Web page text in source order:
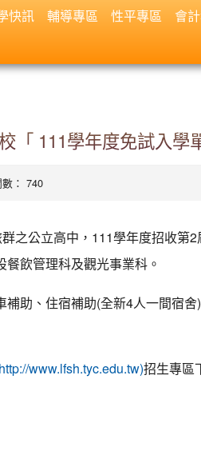
「 111學年度免試入學
： 740
之公立高中， 111學年度招收第2
飲管理科及觀光事業科。
補助、住宿補助(全新4人一間宿舍)
www.lfsh.tyc.edu.tw)招生專區
快訊 輔導專區 性平專區 會